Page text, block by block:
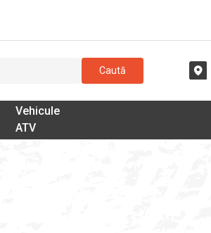
Caută
Vehicule
ATV